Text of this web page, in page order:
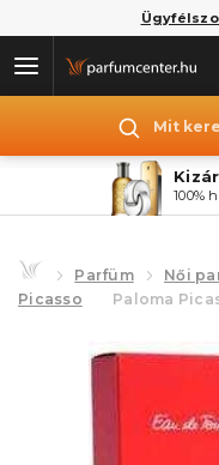
Mit
100%
Parfüm Női
Picasso
Paloma